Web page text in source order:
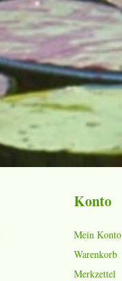
Konto
Mein Konto
Warenkorb
Merkzettel